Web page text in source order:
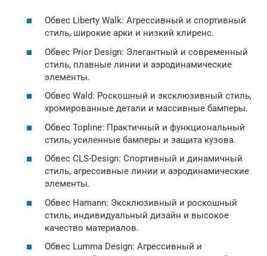
Обвес Liberty Walk: Агрессивный и спортивный
стиль, широкие арки и низкий клиренс.
Обвес Prior Design: Элегантный и современный
стиль, плавные линии и аэродинамические
элементы.
Обвес Wald: Роскошный и эксклюзивный стиль,
хромированные детали и массивные бамперы.
Обвес Topline: Практичный и функциональный
стиль, усиленные бамперы и защита кузова.
Обвес CLS-Design: Спортивный и динамичный
стиль, агрессивные линии и аэродинамические
элементы.
Обвес Hamann: Эксклюзивный и роскошный
стиль, индивидуальный дизайн и высокое
качество материалов.
Обвес Lumma Design: Агрессивный и